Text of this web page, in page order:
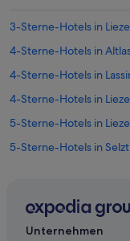
3-Sterne-Hotels in
4-Sterne-Hotels in
4-Sterne-Hotels in
4-Sterne-Hotels in
5-Sterne-Hotels in
5-Sterne-Hotels in
Hotels nahe Bahnhof
Unternehmen